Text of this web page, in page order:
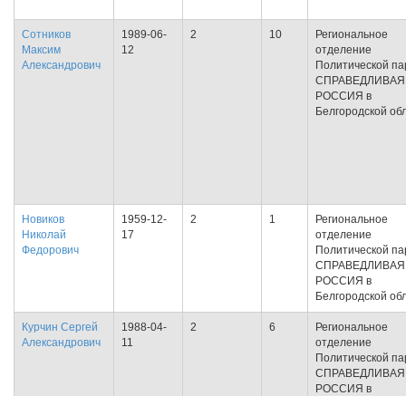
Сотников
Максим
Александрович
1989-06-
12
2 10
Региональное
отделение
Политической
СПРАВЕДЛИВАЯ
РОССИЯ в
Белгородской
Новиков
Николай
Федорович
1959-12-
17
2 1
Региональное
отделение
Политической
СПРАВЕДЛИВАЯ
РОССИЯ в
Белгородской
Курчин Сергей
Александрович
1988-04-
11
2 6
Региональное
отделение
Политической
СПРАВЕДЛИВАЯ
РОССИЯ в